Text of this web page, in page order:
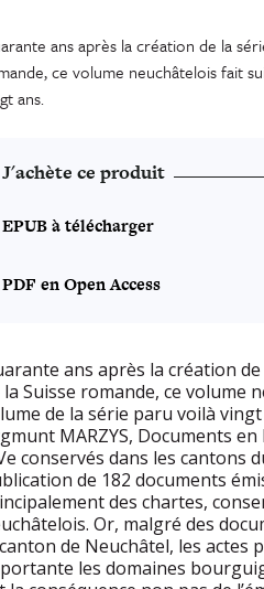
ans après la création de la
ce volume neuchâtelois fait
ans.
J'achète ce produit
EPUB à télécharger
PDF en Open Access
ans après la création
la Suisse romande, ce volume
de la série paru voilà vingt
MARZYS, Documents
conservés dans les cantons
de 182 documents
des chartes,
Or, malgré des
de Neuchâtel, les
les domaines